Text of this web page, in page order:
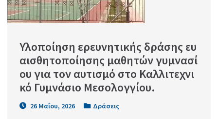
Υλοποίηση ερευνητικής δράσης ευ
αισθητοποίησης μαθητών γυμνασί
ου για τον αυτισμό στο Καλλιτεχνι
κό Γυμνάσιο Μεσολογγίου.
26 Μαΐου, 2026 Δράσεις